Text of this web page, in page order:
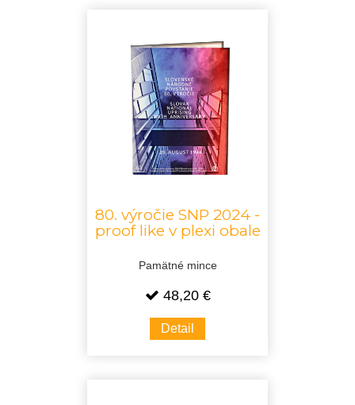
80. výročie SNP 2024 -
proof like v plexi obale
Pamätné mince
48,20 €
Detail